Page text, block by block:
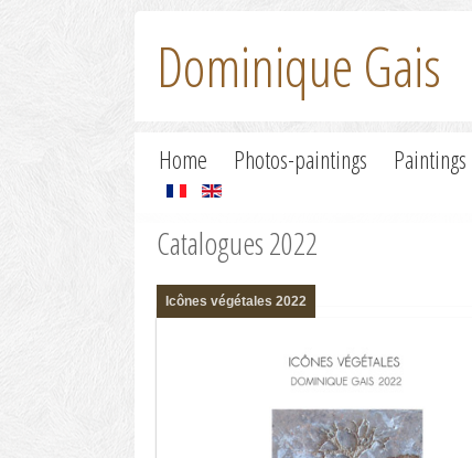
Dominique Gais
Home Photos-paintings Paintings
Catalogues 2022
Icônes végétales 2022